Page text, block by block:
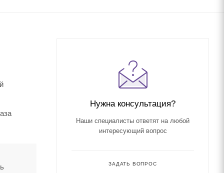
Нужна консультация?
Наши специалисты ответят на любой
интересующий вопрос
ЗАДАТЬ ВОПРОС